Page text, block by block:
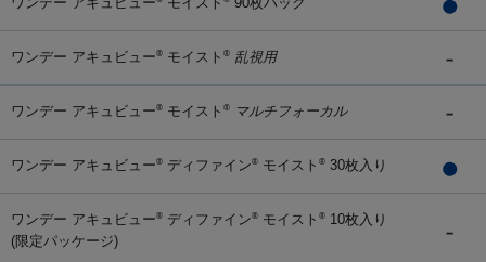
ワンデー アキュビュー® モイスト ® 乱視用
ワンデー アキュビュー® モイスト ® マルチフォーカル
ワンデー アキュビュー® ディファイン® モイスト ® 30枚入り
ワンデー アキュビュー® ディファイン® モイスト ® 10枚入り
(限定パッケージ)